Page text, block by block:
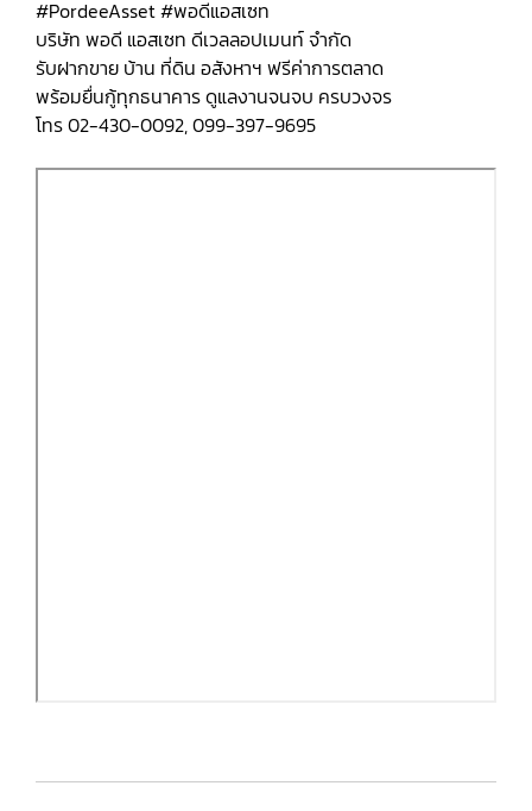
#PordeeAsset #พอดีแอสเซท
บริษัท พอดี แอสเซท ดีเวลลอปเมนท์ จำกัด
รับฝากขาย บ้าน ที่ดิน อสังหาฯ ฟรีค่าการตลาด
พร้อมยื่นกู้ทุกธนาคาร ดูแลงานจนจบ ครบวงจร
โทร 02-430-0092, 099-397-9695